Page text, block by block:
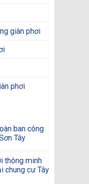
giàn phơi
phơi
ban công
Tây
thông minh
chung cư Tây